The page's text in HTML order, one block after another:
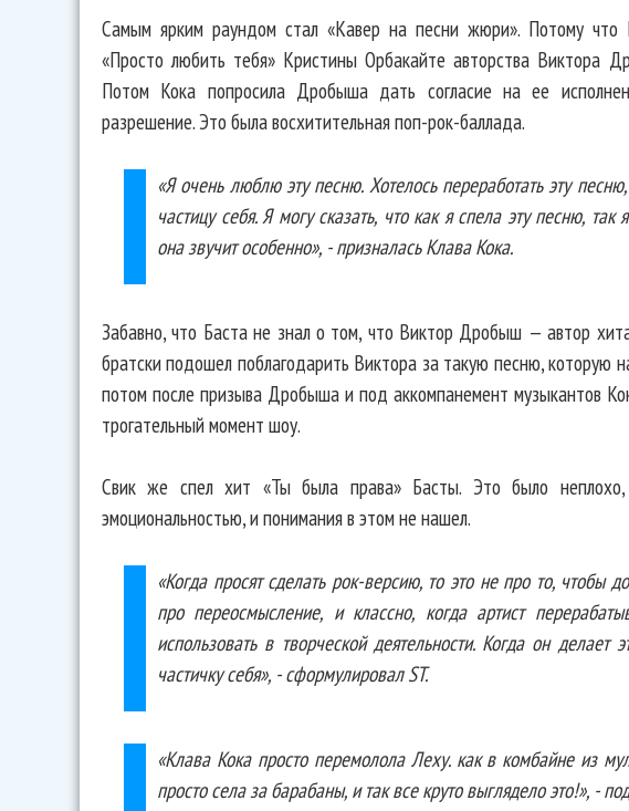
Самым ярким раундом стал «Кавер на песни жюри». Потому что
«Просто любить тебя» Кристины Орбакайте авторства Виктора
Потом Кока попросила Дробыша дать согласие на ее
разрешение. Это была восхитительная поп-рок-баллада.
«Я очень люблю эту песню. Хотелось переработать эту
частицу себя. Я могу сказать, что как я спела эту песню,
она звучит особенно», - призналась Клава Кока.
Забавно, что Баста не знал о том, что Виктор Дробыш — автор
братски подошел поблагодарить Виктора за такую песню, которую
потом после призыва Дробыша и под аккомпанемент музыкантов
трогательный момент шоу.
Свик же спел хит «Ты была права» Басты. Это было
эмоциональностью, и понимания в этом не нашел.
«Когда просят сделать рок-версию, то это не про то, чтобы
про переосмысление, и классно, когда артист
использовать в творческой деятельности. Когда он делает
частичку себя», - сформулировал ST.
«Клава Кока просто перемолола Леху. как в комбайне из
просто села за барабаны, и так все круто выглядело это!», -